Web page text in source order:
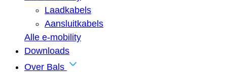
Laadkabels
Aansluitkabels
Alle e-mobility
Downloads
Over Bals